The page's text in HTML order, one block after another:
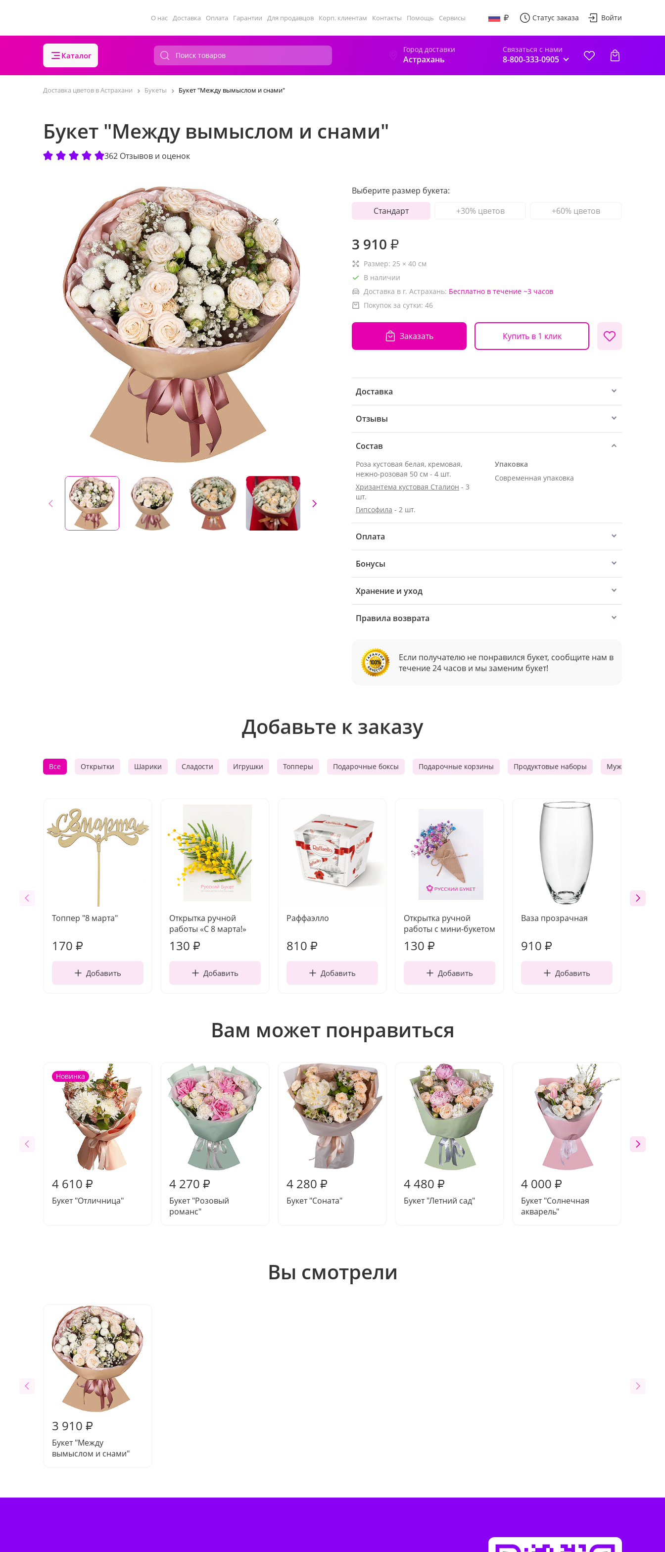
О нас Доставка Оплата Гарантии Для продавцов Корп. клиентам Контакты Помощь Сервисы Статус заказа Войти
Каталог
Город доставки
Астрахань
Связаться с нами
8-800-333-0905
Доставка цветов в Астрахани Букеты Букет "Между вымыслом и снами"
Букет "Между вымыслом и снами"
362 Отзывов и оценок
Выберите размер букета:
Стандарт
+30% цветов +60% цветов
3 910 ₽
Размер: 25 × 40 см
В наличии
Доставка в г. Астрахань: Бесплатно в течение ~3 часов
Покупок за сутки: 46
Заказать Купить в 1 клик
Доставка
Отзывы
Состав
Роза кустовая белая, кремовая,
нежно-розовая 50 см - 4 шт.
Хризантема кустовая Сталион - 3
шт.
Гипсофила - 2 шт.
Упаковка
Современная упаковка
Оплата
Бонусы
Хранение и уход
Правила возврата
Если получателю не понравился букет, сообщите нам в
течение 24 часов и мы заменим букет!
Добавьте к заказу
Все Открытки Шарики Сладости Игрушки Топперы Подарочные боксы Подарочные корзины Продуктовые наборы Мужские
Топпер "8 марта"
170 ₽
Добавить
Открытка ручной
работы «С 8 марта!»
130 ₽
Добавить
Раффаэлло
810 ₽
Добавить
Открытка ручной
работы с мини-букетом
130 ₽
Добавить
Ваза прозрачная
910 ₽
Добавить
Вам может понравиться
Новинка
4 610 ₽
Букет "Отличница"
4 270 ₽
Букет "Розовый
романс"
4 280 ₽
Букет "Соната"
4 480 ₽
Букет "Летний сад"
4 000 ₽
Букет "Солнечная
акварель"
Вы смотрели
3 910 ₽
Букет "Между
вымыслом и снами"